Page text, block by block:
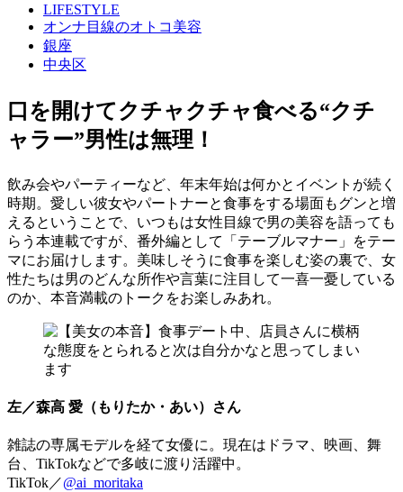
LIFESTYLE
オンナ目線のオトコ美容
銀座
中央区
口を開けてクチャクチャ食べる“クチ
ャラー”男性は無理！
飲み会やパーティーなど、年末年始は何かとイベントが続く
時期。愛しい彼女やパートナーと食事をする場面もグンと増
えるということで、いつもは女性目線で男の美容を語っても
らう本連載ですが、番外編として「テーブルマナー」をテー
マにお届けします。美味しそうに食事を楽しむ姿の裏で、女
性たちは男のどんな所作や言葉に注目して一喜一憂している
のか、本音満載のトークをお楽しみあれ。
左／森高 愛（もりたか・あい）さん
雑誌の専属モデルを経て女優に。現在はドラマ、映画、舞
台、TikTokなどで多岐に渡り活躍中。
TikTok／@ai_moritaka